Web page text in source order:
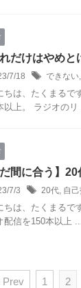
れだけはやめ
7/18 できない
ちは、たくまるで
以上。 ラジオのリ
だ間に合う】
7/3 20代 自
ちは、たくまるで
配信を150本以上 ...
Prev 1 2